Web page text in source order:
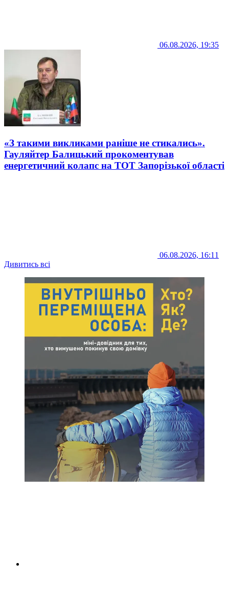
06.08.2026, 19:35
«З такими викликами раніше не стикались».
Гауляйтер Балицький прокоментував
енергетичний колапс на ТОТ Запорізької області
06.08.2026, 16:11
Дивитись всі